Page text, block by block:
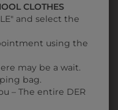
351066550090
DAMEN KASACK
CLOTHES
and select the
using the
may be a wait.
bag.
– The entire DER